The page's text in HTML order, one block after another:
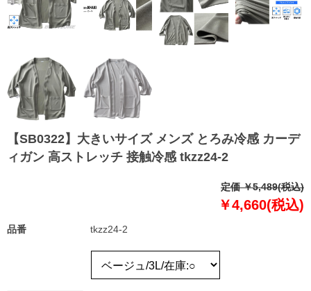
【SB0322】大きいサイズ メンズ とろみ冷感 カーデ
ィガン 高ストレッチ 接触冷感 tkzz24-2
定価 ￥5,489(税込)
￥4,660(税込)
品番 tkzz24-2